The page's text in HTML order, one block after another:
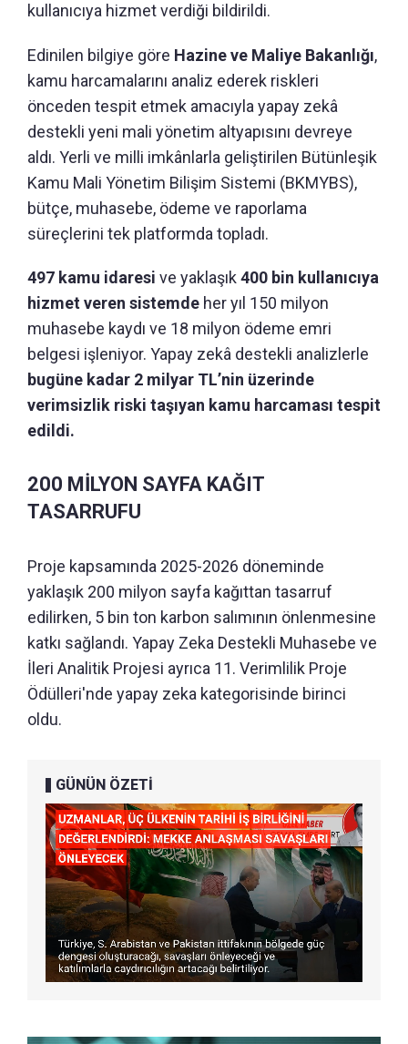
kullanıcıya hizmet verdiği bildirildi.
Edinilen bilgiye göre Hazine ve Maliye Bakanlığı,
kamu harcamalarını analiz ederek riskleri
önceden tespit etmek amacıyla yapay zekâ
destekli yeni mali yönetim altyapısını devreye
aldı. Yerli ve milli imkânlarla geliştirilen Bütünleşik
Kamu Mali Yönetim Bilişim Sistemi (BKMYBS),
bütçe, muhasebe, ödeme ve raporlama
süreçlerini tek platformda topladı.
497 kamu idaresi ve yaklaşık 400 bin kullanıcıya
hizmet veren sistemde her yıl 150 milyon
muhasebe kaydı ve 18 milyon ödeme emri
belgesi işleniyor. Yapay zekâ destekli analizlerle
bugüne kadar 2 milyar TL’nin üzerinde
verimsizlik riski taşıyan kamu harcaması tespit
edildi.
200 MİLYON SAYFA KAĞIT
TASARRUFU
Proje kapsamında 2025-2026 döneminde
yaklaşık 200 milyon sayfa kağıttan tasarruf
edilirken, 5 bin ton karbon salımının önlenmesine
katkı sağlandı. Yapay Zeka Destekli Muhasebe ve
İleri Analitik Projesi ayrıca 11. Verimlilik Proje
Ödülleri'nde yapay zeka kategorisinde birinci
oldu.
GÜNÜN ÖZETİ